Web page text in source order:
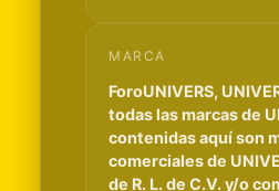
MARCA
ForoUNIVERS,
todas las marcas de
contenidas aquí son
comerciales de
de R. L. de C.V. y/o